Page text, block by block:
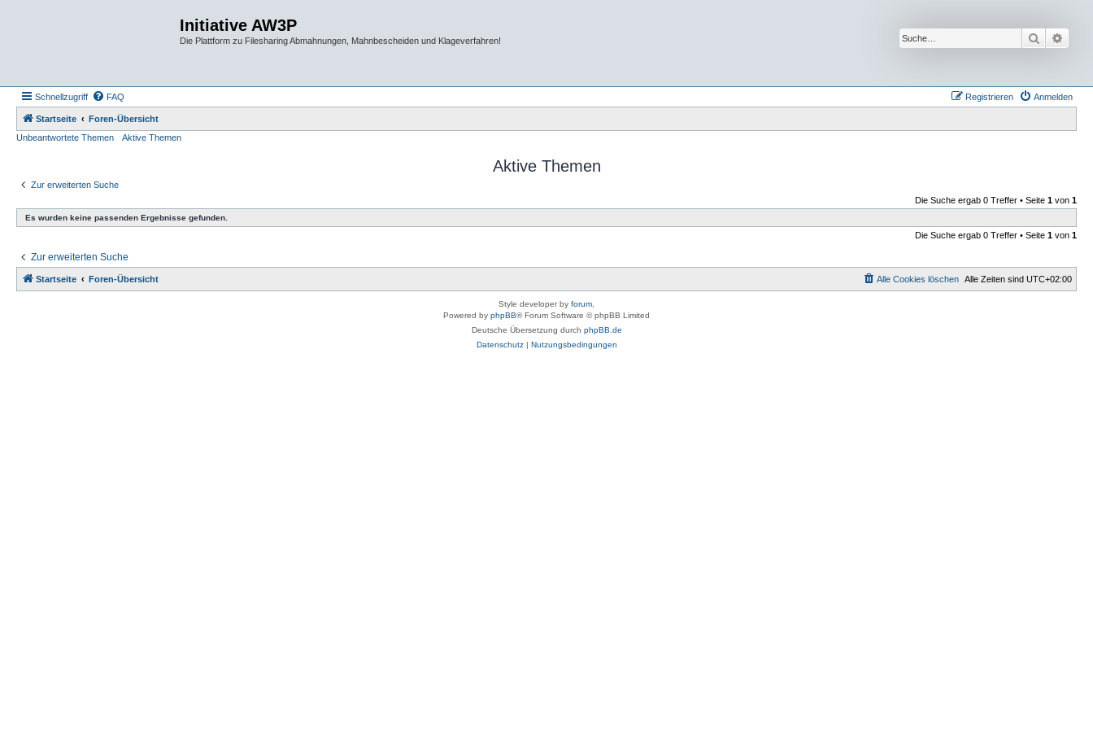
Initiative AW3P
Die Plattform zu Filesharing Abmahnungen, Mahnbescheiden und Klageverfahren! Suche
Schnellzugriff FAQ Anmelden
Registrieren
Startseite
Foren-Übersicht
Unbeantwortete Themen
Aktive Themen
Aktive Themen
Zur erweiterten Suche
Die Suche ergab 0 Treffer • Seite 1 von 1
Es wurden keine passenden Ergebnisse gefunden.
Die Suche ergab 0 Treffer • Seite 1 von 1
Zur erweiterten Suche
Startseite Foren-Übersicht Alle Zeiten sind UTC+02:00
Alle Cookies löschen
Style developer by forum
Powered by phpBB® Forum Software © phpBB Limited
Deutsche Übersetzung durch phpBB.de
Datenschutz| Nutzungsbedingungen